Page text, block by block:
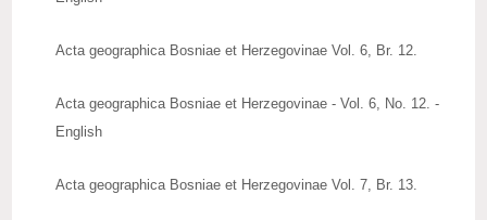
Acta geographica Bosniae et Herzegovinae Vol. 6, Br. 12.
Acta geographica Bosniae et Herzegovinae - Vol. 6, No. 12. -
English
Acta geographica Bosniae et Herzegovinae Vol. 7, Br. 13.